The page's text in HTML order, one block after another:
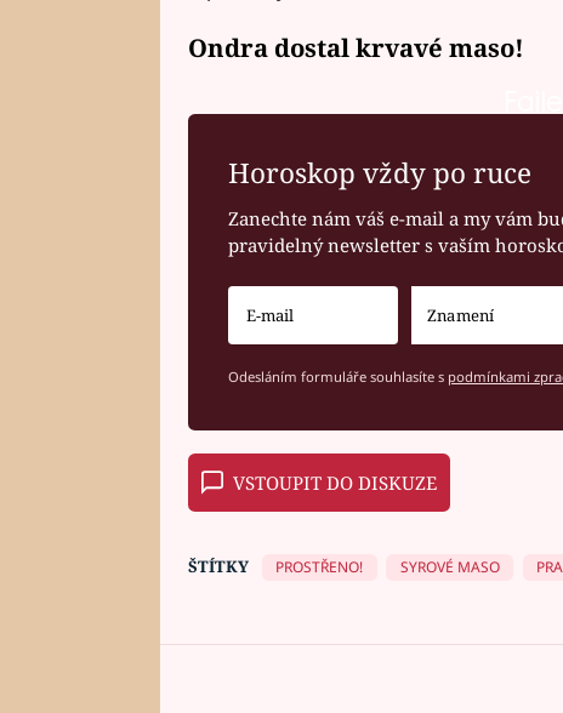
Ondra dostal krvavé maso!
Horoskop vždy po ruce
Zanechte nám váš e-mail a my vám
pravidelný newsletter s vaším
Odesláním formuláře souhlasíte s podmínkami
VSTOUPIT DO DISKUZE
ŠTÍTKY PROSTŘENO! SYROVÉ MASO